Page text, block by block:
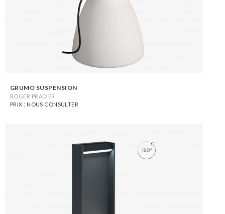
GRUMO SUSPENSION
ROGER PRADIER
PRIX : NOUS CONSULTER